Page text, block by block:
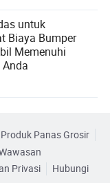
untuk
Biaya Bumper
Memenuhi
Produk Panas Grosir
Privasi Hubungi